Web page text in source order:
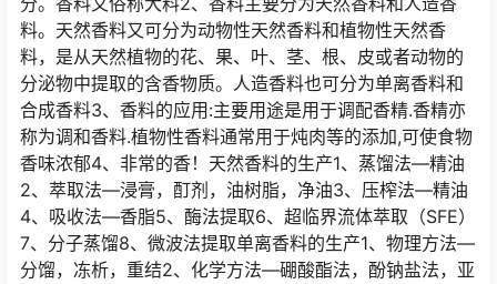
料。天然香料又可分为动物性天然香料和植物性天然香
料，是从天然植物的花、果、叶、茎、根、皮或者动物的
分泌物中提取的含香物质。人造香料也可分为单离香料和
合成香料3、香料的应用:主要用途是用于调配香精.香精亦
称为调和香料.植物性香料通常用于炖肉等的添加,可使食物
香味浓郁4、非常的香！天然香料的生产1、蒸馏法—精油
2、萃取法—浸膏，酊剂，油树脂，净油3、压榨法—精油
4、吸收法—香脂5、酶法提取6、超临界流体萃取（SFE）
7、分子蒸馏8、微波法提取单离香料的生产1、物理方法—
分馏，冻析，重结2、化学方法—硼酸酯法，酚钠盐法，亚